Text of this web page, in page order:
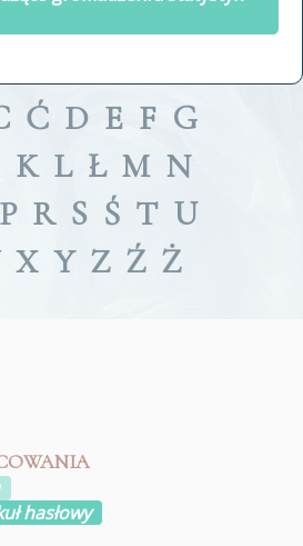
Ć D E F G
K L Ł M N
P R S Ś T U
X Y Z Ź Ż
hasłowy